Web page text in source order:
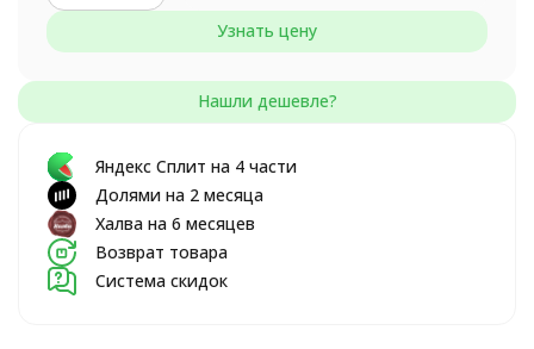
Узнать цену
Яндекс Сплит на 4 части
Долями на 2 месяца
Халва на 6 месяцев
Возврат товара
Система скидок